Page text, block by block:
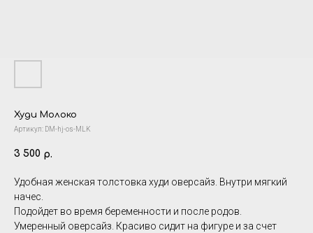
Худи Молоко
Артикул: DM-hj-os-MLK
3 500 р.
Удобная женская толстовка худи оверсайз. Внутри мягкий
начес.
Подойдет во время беременности и после родов.
Умеренный оверсайз. Красиво сидит на фигуре и за счет